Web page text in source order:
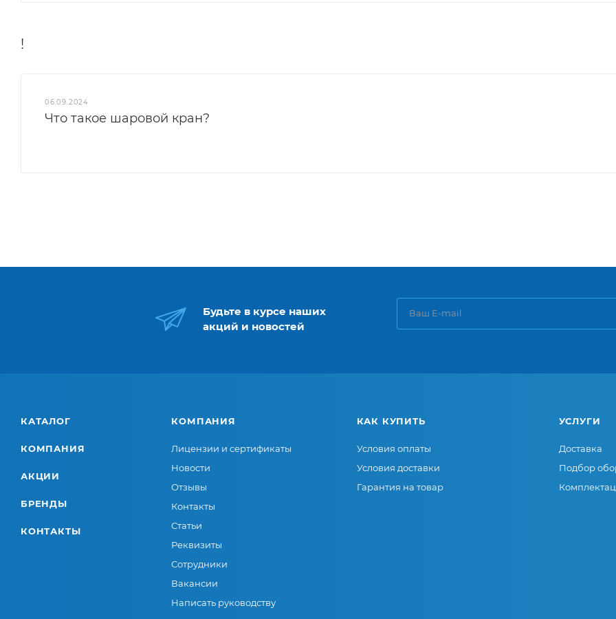
!
06.09.2024
Что такое шаровой кран?
Будьте в курсе наших
акций и новостей
КАТАЛОГ
КОМПАНИЯ
АКЦИИ
БРЕНДЫ
КОНТАКТЫ
КОМПАНИЯ
Лицензии и сертификаты
Новости
Отзывы
Контакты
Статьи
Реквизиты
Сотрудники
Вакансии
Написать руководству
КАК КУПИТЬ
Условия оплаты
Условия доставки
Гарантия на товар
УСЛУГИ
Доставка
Подбор